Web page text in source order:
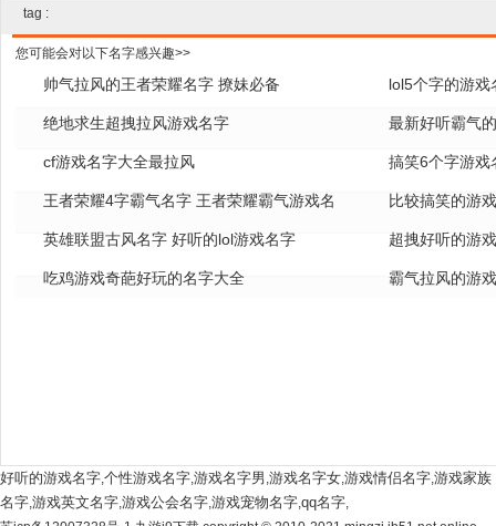
tag :
您可能会对以下名字感兴趣>>
帅气拉风的王者荣耀名字 撩妹必备 lol5个字的游
全
绝地求生超拽拉风游戏名字 最新好听霸气
cf游戏名字大全最拉风 搞笑6个字游戏
王者荣耀4字霸气名字 王者荣耀霸气游戏名
字
比较搞笑的游
英雄联盟古风名字 好听的lol游戏名字 超拽好听的游
吃鸡游戏奇葩好玩的名字大全 霸气拉风的游
好听的游戏名字,个性游戏名字,游戏名字男 ,游戏名字女,游戏情侣名字,游戏家族
名字,游戏英文名字,游戏公会名字,游戏宠物名字,qq名字,